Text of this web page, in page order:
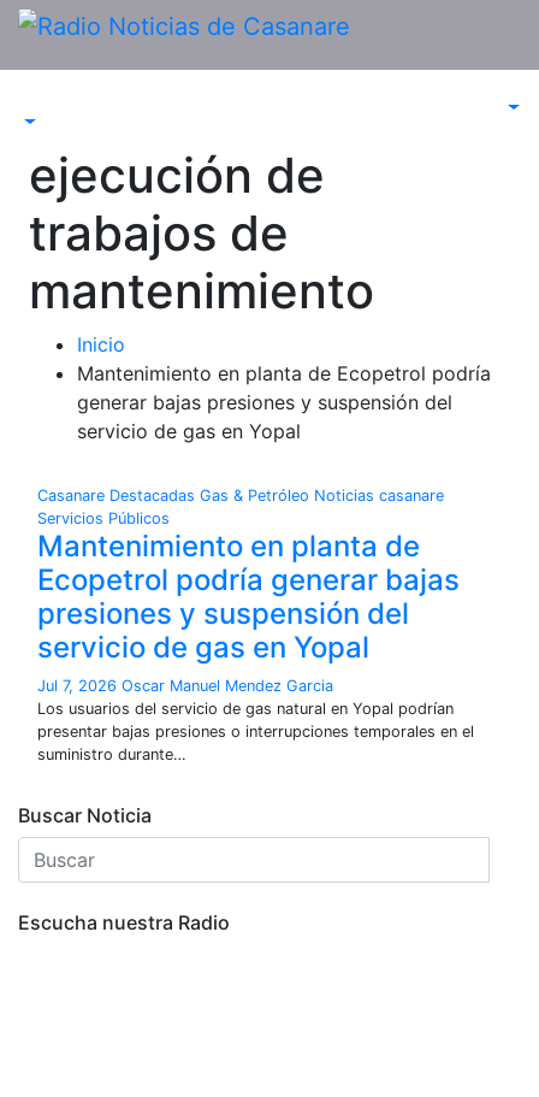
Saltar
contenido
ejecución de
trabajos de
mantenimiento
Inicio
Mantenimiento en planta de Ecopetrol podría
generar bajas presiones y suspensión del
servicio de gas en Yopal
Casanare Destacadas Gas & Petróleo Noticias casanare
Servicios Públicos
Mantenimiento en planta de
Ecopetrol podría generar bajas
presiones y suspensión del
servicio de gas en Yopal
Jul 7, 2026 Oscar Manuel Mendez Garcia
Los usuarios del servicio de gas natural en Yopal podrían
presentar bajas presiones o interrupciones temporales en el
suministro durante…
Buscar Noticia
Escucha nuestra Radio